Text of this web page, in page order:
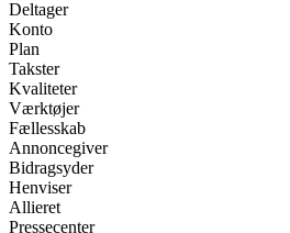
Deltager
Konto
Plan
Takster
Kvaliteter
Værktøjer
Fællesskab
Annoncegiver
Bidragsyder
Henviser
Allieret
Pressecenter